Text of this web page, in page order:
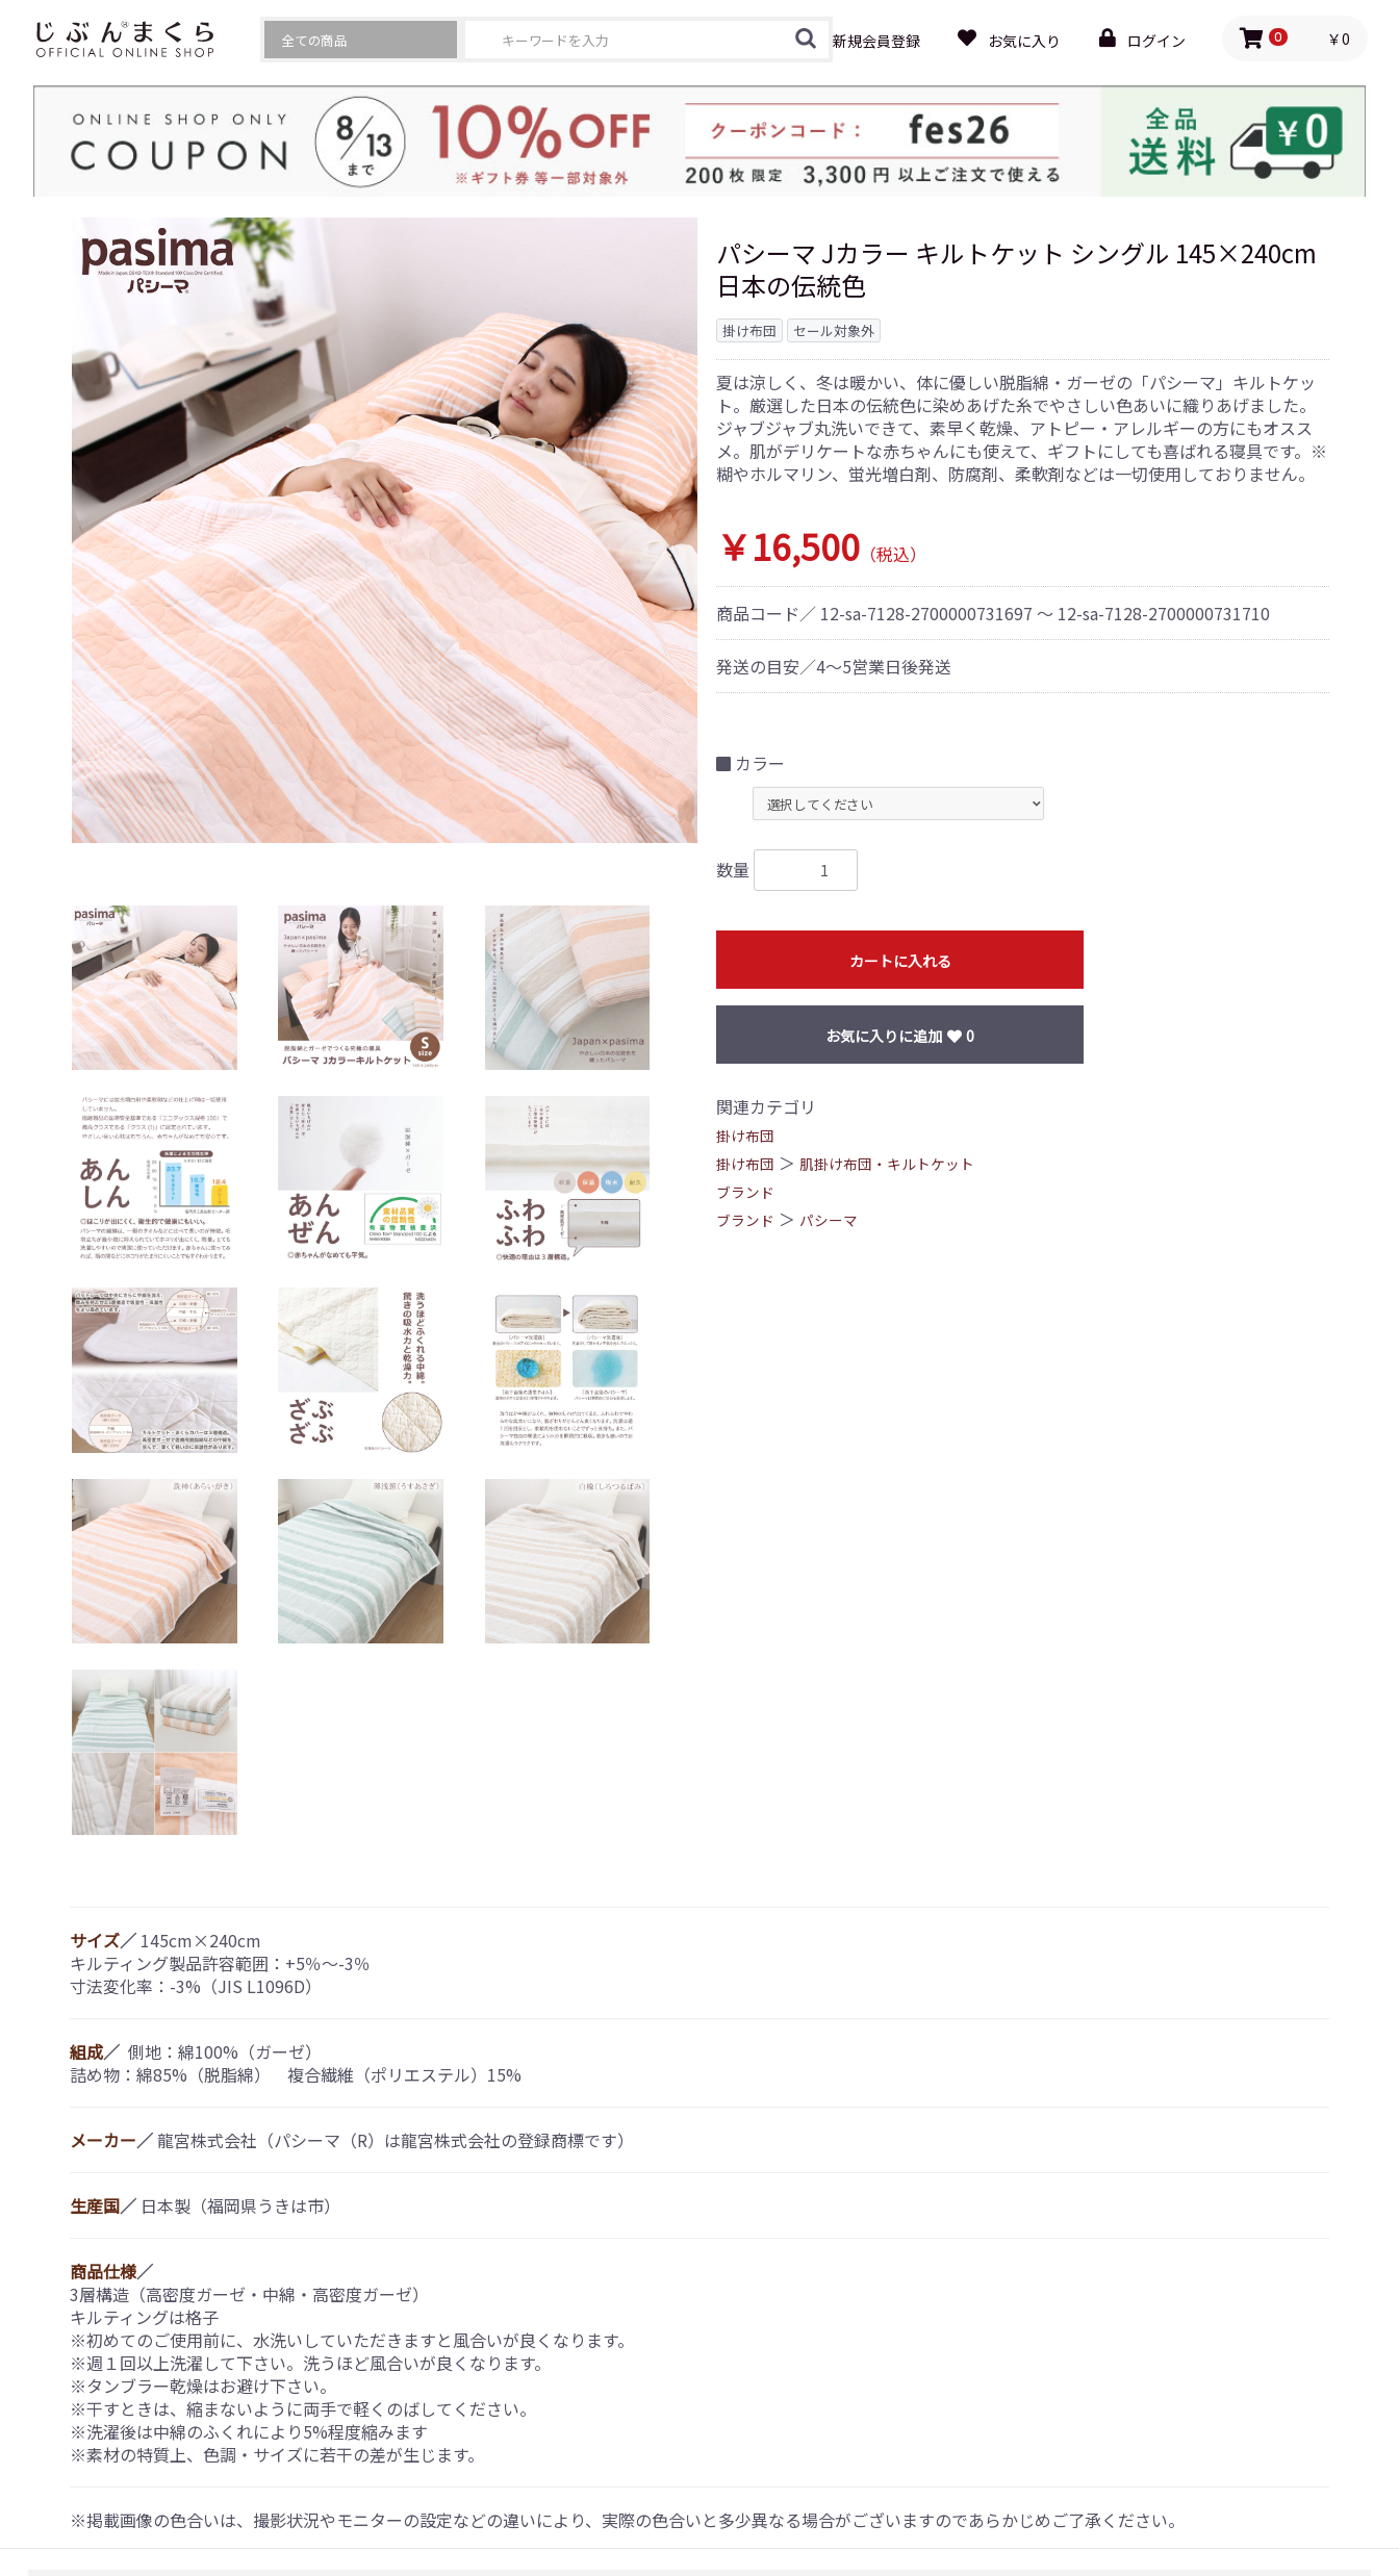
新規会員登録 お気に入り ログイン 0 ￥0
パシーマ Jカラー キルトケット シングル 145×240cm
日本の伝統色
掛け布団 セール対象外
夏は涼しく、冬は暖かい、体に優しい脱脂綿・ガーゼの「パシーマ」キルトケッ
ト。厳選した日本の伝統色に染めあげた糸でやさしい色あいに織りあげました。
ジャブジャブ丸洗いできて、素早く乾燥、アトピー・アレルギーの方にもオスス
メ。肌がデリケートな赤ちゃんにも使えて、ギフトにしても喜ばれる寝具です。※
糊やホルマリン、蛍光増白剤、防腐剤、柔軟剤などは一切使用しておりません。
￥16,500 （税込）
商品コード／ 12-sa-7128-2700000731697 ～ 12-sa-7128-2700000731710
発送の目安／4～5営業日後発送
カラー
数量
カートに入れる
お気に入りに追加 0
関連カテゴリ
掛け布団
掛け布団 ＞ 肌掛け布団・キルトケット
ブランド
ブランド ＞ パシーマ
サイズ／ 145cm×240cm
キルティング製品許容範囲：+5％〜-3％
寸法変化率：-3%（JIS L1096D）
組成／ 側地：綿100%（ガーゼ）
詰め物：綿85%（脱脂綿） 複合繊維（ポリエステル）15%
メーカー／龍宮株式会社（パシーマ（R）は龍宮株式会社の登録商標です）
生産国／ 日本製（福岡県うきは市）
商品仕様／
3層構造（高密度ガーゼ・中綿・高密度ガーゼ）
キルティングは格子
※初めてのご使用前に、水洗いしていただきますと風合いが良くなります。
※週１回以上洗濯して下さい。洗うほど風合いが良くなります。
※タンブラー乾燥はお避け下さい。
※干すときは、縮まないように両手で軽くのばしてください。
※洗濯後は中綿のふくれにより5%程度縮みます
※素材の特質上、色調・サイズに若干の差が生じます。
※掲載画像の色合いは、撮影状況やモニターの設定などの違いにより、実際の色合いと多少異なる場合がございますのであらかじめご了承ください。